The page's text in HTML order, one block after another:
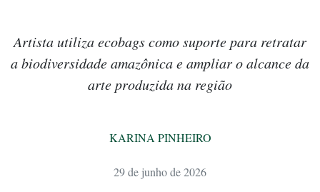
Artista utiliza ecobags como suporte para retratar
a biodiversidade amazônica e ampliar o alcance da
arte produzida na região
KARINA PINHEIRO
29 de junho de 2026